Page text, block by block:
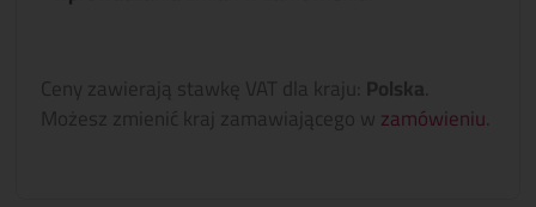
Ceny zawierają stawkę VAT dla kraju: Polska
Możesz zmienić kraj zamawiającego wzamówieniu